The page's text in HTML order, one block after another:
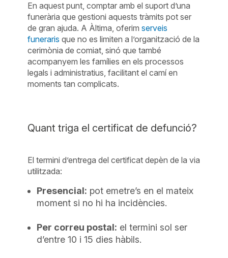
En aquest punt, comptar amb el suport d’una
funerària que gestioni aquests tràmits pot ser
de gran ajuda. A Àltima, oferimserveis
funeraris que no es limiten a l’organització de la
cerimònia de comiat, sinó que també
acompanyem les famílies en els processos
legals i administratius, facilitant el camí en
moments tan complicats.
Quant triga el certificat de defunció?
El termini d’entrega del certificat depèn de la via
utilitzada:
Presencial: pot emetre’s en el mateix
moment si no hi ha incidències.
Per correu postal: el termini sol ser
d’entre 10 i 15 dies hàbils.